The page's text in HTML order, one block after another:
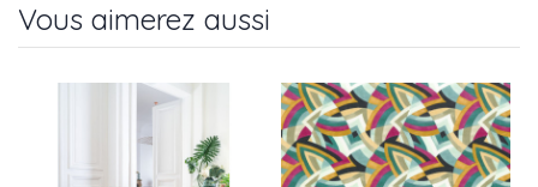
Vous aimerez aussi